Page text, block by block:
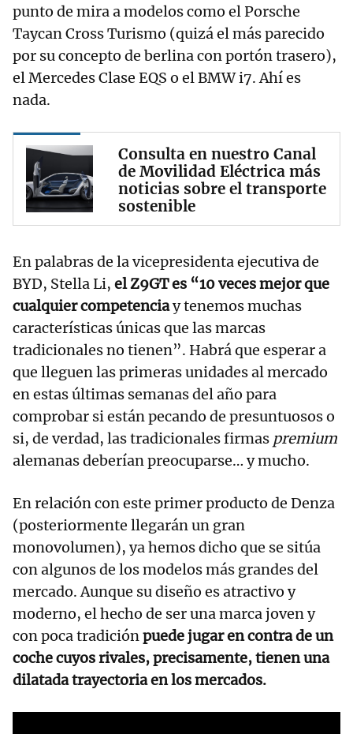
punto de mira a modelos como el Porsche
Taycan Cross Turismo (quizá el más parecido
por su concepto de berlina con portón trasero),
el Mercedes Clase EQS o el BMW i7. Ahí es
nada.
Consulta en nuestro Canal
de Movilidad Eléctrica más
noticias sobre el transporte
sostenible
En palabras de la vicepresidenta ejecutiva de
BYD, Stella Li, el Z9GT es “10 veces mejor que
cualquier competenciay tenemos muchas
características únicas que las marcas
tradicionales no tienen”. Habrá que esperar a
que lleguen las primeras unidades al mercado
en estas últimas semanas del año para
comprobar si están pecando de presuntuosos o
si, de verdad, las tradicionales firmas premium
alemanas deberían preocuparse… y mucho.
En relación con este primer producto de Denza
(posteriormente llegarán un gran
monovolumen), ya hemos dicho que se sitúa
con algunos de los modelos más grandes del
mercado. Aunque su diseño es atractivo y
moderno, el hecho de ser una marca joven y
con poca tradiciónpuede jugar en contra de un
coche cuyos rivales, precisamente, tienen una
dilatada trayectoria en los mercados.